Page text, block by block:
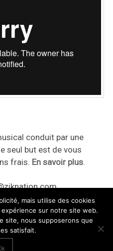
conduit par une
seul but est de vous
frais. En savoir plus.
mais utilise des cookies
sur notre site web.
site, nous supposerons que
satisfait.